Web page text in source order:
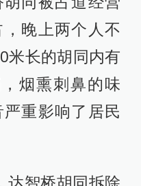
晚上两个人不
米长的胡同内有
烟熏刺鼻的味
重影响了居民
达智桥胡同拆除